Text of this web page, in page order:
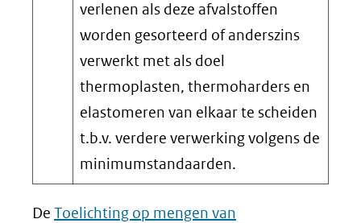
verlenen als deze afvalstoffen
worden gesorteerd of anderszins
verwerkt met als doel
thermoplasten, thermoharders en
elastomeren van elkaar te scheiden
t.b.v. verdere verwerking volgens de
minimumstandaarden.
De Toelichting op mengen van